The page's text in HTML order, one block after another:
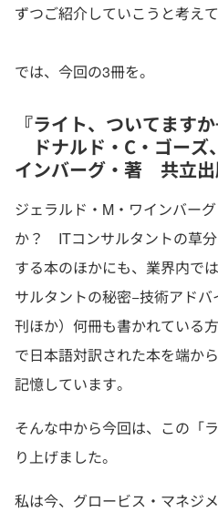
ずつご紹介していこうと考えて
では、今回の3冊を。
『ライト、ついてます
ドナルド・C・ゴーズ
インバーグ・著 共立出
ジェラルド・M・ワインバー
か？ ITコンサルタントの草
する本のほかにも、業界内で
サルタントの秘密−技術アドバ
刊ほか）何冊も書かれている
で日本語対訳された本を端か
記憶しています。
そんな中から今回は、この「
り上げました。
私は今、グロービス・マネジ